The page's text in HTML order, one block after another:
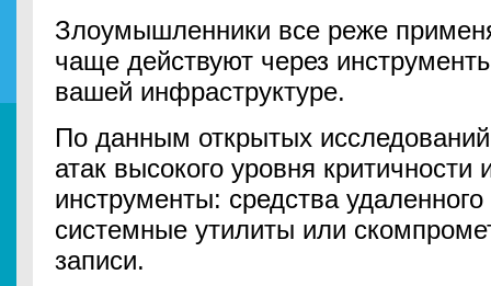
Злоумышленники все реже
чаще действуют через
вашей инфраструктуре.
По данным открытых
атак высокого уровня
инструменты: средства
системные утилиты или
записи.